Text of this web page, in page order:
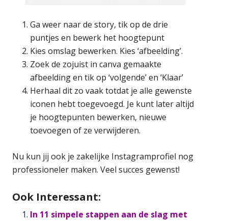
Ga weer naar de story, tik op de drie
puntjes en bewerk het hoogtepunt
Kies omslag bewerken. Kies ‘afbeelding’.
Zoek de zojuist in canva gemaakte
afbeelding en tik op ‘volgende’ en ‘Klaar’
Herhaal dit zo vaak totdat je alle gewenste
iconen hebt toegevoegd. Je kunt later altijd
je hoogtepunten bewerken, nieuwe
toevoegen of ze verwijderen.
Nu kun jij ook je zakelijke Instagramprofiel nog
professioneler maken. Veel succes gewenst!
Ook Interessant:
In 11 simpele stappen aan de slag met